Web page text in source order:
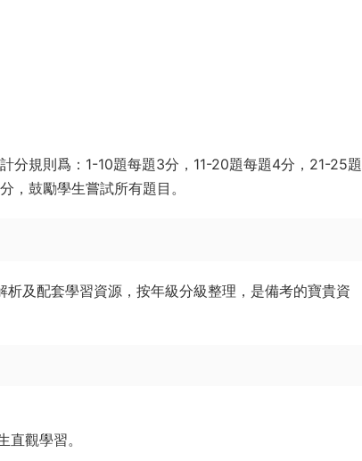
分規則爲：1-10題每題3分，11-20題每題4分，21-25題
鼓勵學生嘗試所有題目。
及配套學習資源，按年級分級整理，是備考的寶貴資
直觀學習。